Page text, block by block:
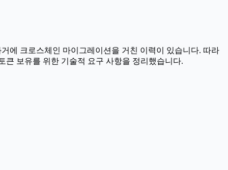
에 크로스체인 마이그레이션을 거친 이력이 있습니다. 따라
큰 보유를 위한 기술적 요구 사항을 정리했습니다.